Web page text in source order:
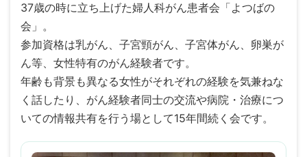
37歳の時に立ち上げた婦人科がん患者会「よつばの
会」。
参加資格は乳がん、子宮頸がん、子宮体がん、卵巣が
ん等、女性特有のがん経験者です。
年齢も背景も異なる女性がそれぞれの経験を気兼ねな
く話したり、がん経験者同士の交流や病院・治療につ
いての情報共有を行う場として15年間続く会です。